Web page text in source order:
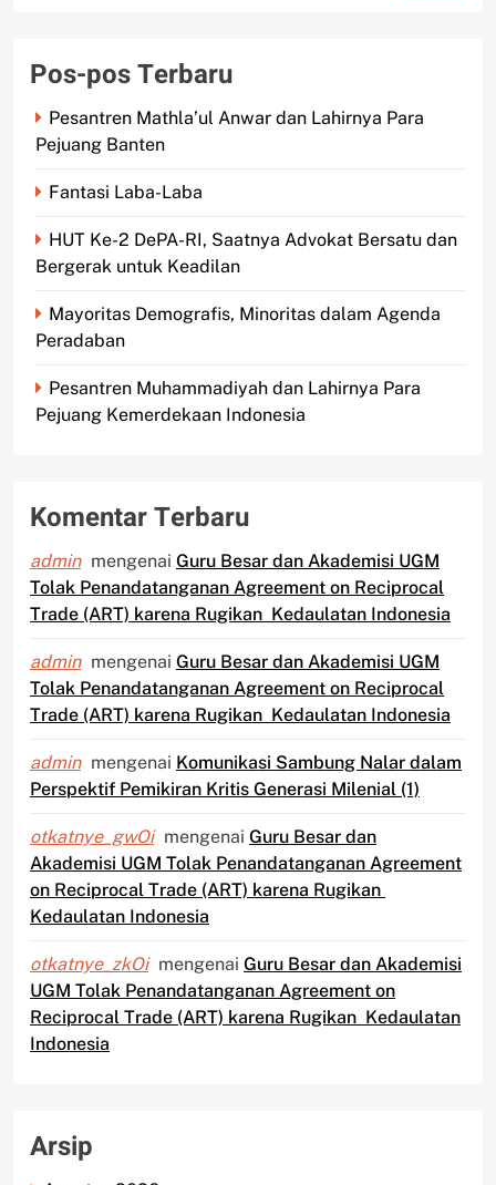
Pos-pos Terbaru
Pesantren Mathla’ul Anwar dan Lahirnya Para
Pejuang Banten
Fantasi Laba-Laba
HUT Ke-2 DePA-RI, Saatnya Advokat Bersatu dan
Bergerak untuk Keadilan
Mayoritas Demografis, Minoritas dalam Agenda
Peradaban
Pesantren Muhammadiyah dan Lahirnya Para
Pejuang Kemerdekaan Indonesia
Komentar Terbaru
admin mengenai Guru Besar dan Akademisi UGM
Tolak Penandatanganan Agreement on Reciprocal
Trade (ART) karena Rugikan Kedaulatan Indonesia
admin mengenai Guru Besar dan Akademisi UGM
Tolak Penandatanganan Agreement on Reciprocal
Trade (ART) karena Rugikan Kedaulatan Indonesia
admin mengenai Komunikasi Sambung Nalar dalam
Perspektif Pemikiran Kritis Generasi Milenial (1)
otkatnye_gwOi mengenai Guru Besar dan
Akademisi UGM Tolak Penandatanganan Agreement
on Reciprocal Trade (ART) karena Rugikan
Kedaulatan Indonesia
otkatnye_zkOi mengenai Guru Besar dan Akademisi
UGM Tolak Penandatanganan Agreement on
Reciprocal Trade (ART) karena Rugikan Kedaulatan
Indonesia
Arsip